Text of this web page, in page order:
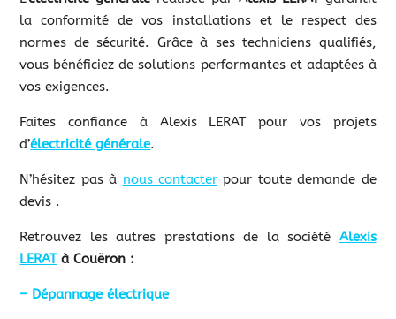
la conformité de vos installations et le respect des
normes de sécurité. Grâce à ses techniciens qualifiés,
vous bénéficiez de solutions performantes et adaptées à
vos exigences.
Faites confiance à Alexis LERAT pour vos projets
d’électricité générale.
N’hésitez pas à nous contacter pour toute demande de
devis .
Retrouvez les autres prestations de la société Alexis
LERATà Couëron :
– Dépannage électrique